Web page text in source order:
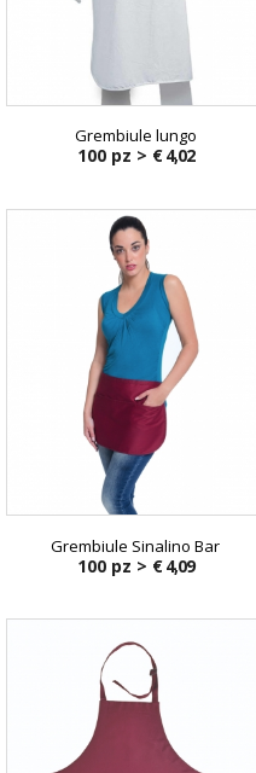
Grembiule lungo
100 pz > € 4,02
Grembiule Sinalino Bar
100 pz > € 4,09